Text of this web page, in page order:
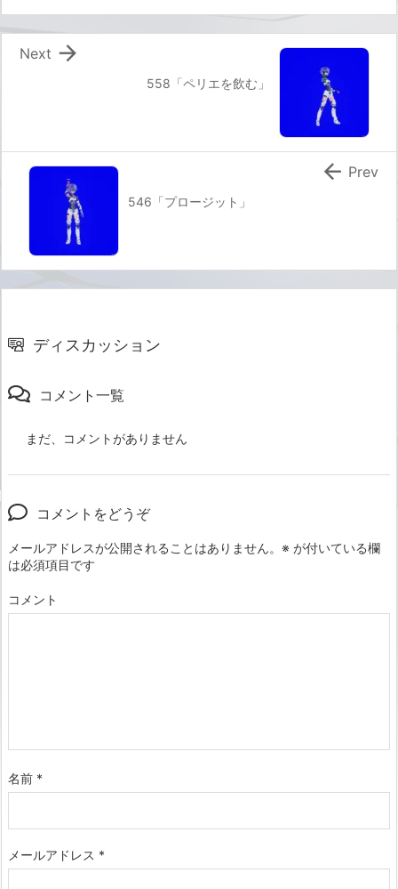
558「ペリエを飲む」

Next
546「プロージット」
 Prev
ディスカッション
コメント一覧
まだ、コメントがありません
コメントをどうぞ
メールアドレスが公開されることはありません。 ※ が付いている欄
は必須項目です
コメント
名前 *
メールアドレス *